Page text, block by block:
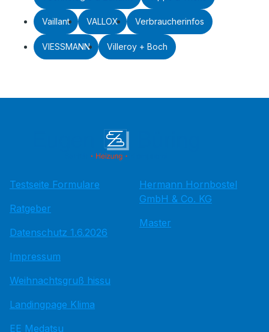
Vaillant VALLOX Verbraucherinfos
VIESSMANN Villeroy + Boch
Testseite Formulare
Ratgeber
Datenschutz 1.6.2026
Impressum
Weihnachtsgruß hissu
Landingpage Klima
EE Medatsu
Hermann Hornbostel
GmbH & Co. KG
Master